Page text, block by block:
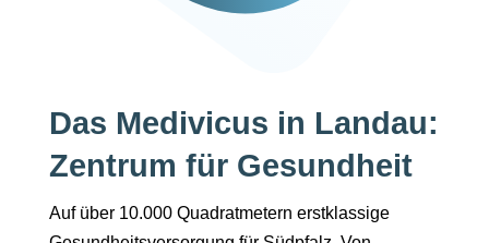
Das Medivicus in Landau:
Zentrum für Gesundheit
Auf über 10.000 Quadratmetern erstklassige